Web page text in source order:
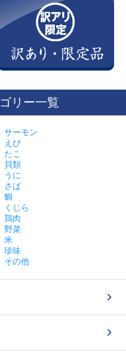
リー一覧
サーモン
えび
たこ
貝類
うに
さば
鯛
くじら
鶏肉
野菜
米
珍味
その他